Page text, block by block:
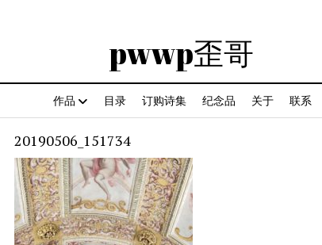
pwwp歪哥
作品 目录 订购诗集 纪念品 关于 联系
20190506_151734